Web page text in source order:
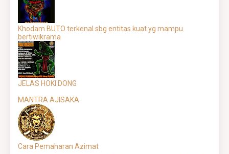
Khodam BUTO terkenal sbg entitas kuat yg mampu
bertiwikrama
JELAS HOKI DONG
MANTRA AJISAKA
Cara Pemaharan Azimat